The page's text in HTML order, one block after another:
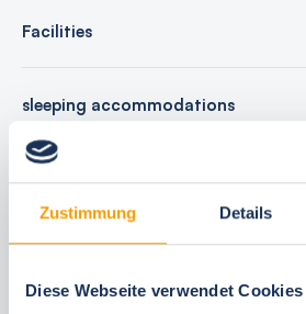
Zustimmung Details
Diese Webseite verwendet Cookies
Facilities
sleeping accommodations
27 reviews
Your booking benefits